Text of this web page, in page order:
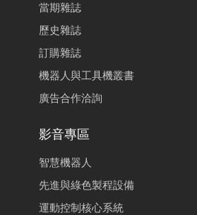
當期雜誌
歷史雜誌
訂購雜誌
機器人與工具機叢書
廣告合作洽詢
影音專區
智慧機器人
先進與綠色製程設備
運動控制核心系統